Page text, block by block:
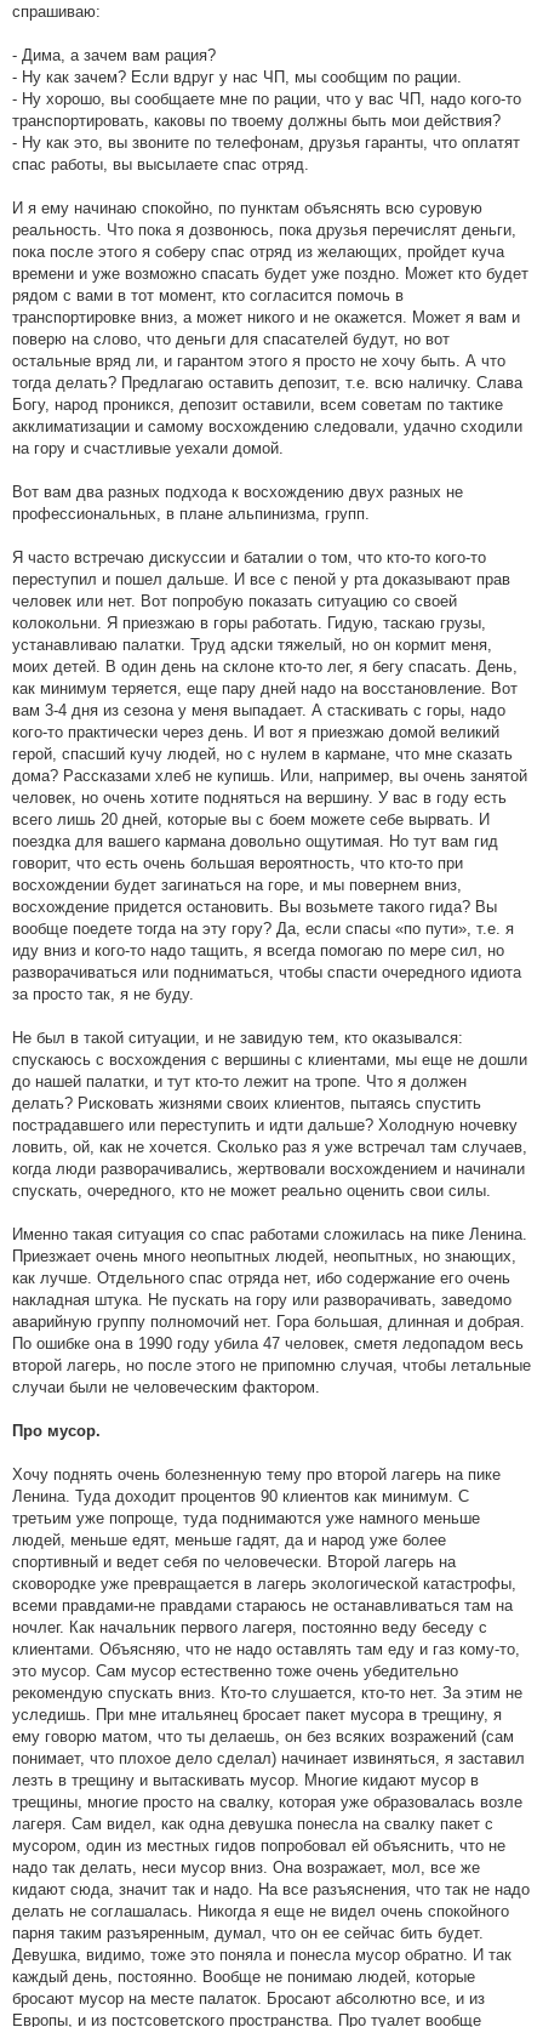
спрашиваю:
- Дима, а зачем вам рация?
- Ну как зачем? Если вдруг у нас ЧП, мы сообщим по рации.
- Ну хорошо, вы сообщаете мне по рации, что у вас ЧП, надо кого-то
транспортировать, каковы по твоему должны быть мои действия?
- Ну как это, вы звоните по телефонам, друзья гаранты, что оплатят
спас работы, вы высылаете спас отряд.
И я ему начинаю спокойно, по пунктам объяснять всю суровую
реальность. Что пока я дозвонюсь, пока друзья перечислят деньги,
пока после этого я соберу спас отряд из желающих, пройдет куча
времени и уже возможно спасать будет уже поздно. Может кто будет
рядом с вами в тот момент, кто согласится помочь в
транспортировке вниз, а может никого и не окажется. Может я вам и
поверю на слово, что деньги для спасателей будут, но вот
остальные вряд ли, и гарантом этого я просто не хочу быть. А что
тогда делать? Предлагаю оставить депозит, т.е. всю наличку. Слава
Богу, народ проникся, депозит оставили, всем советам по тактике
акклиматизации и самому восхождению следовали, удачно сходили
на гору и счастливые уехали домой.
Вот вам два разных подхода к восхождению двух разных не
профессиональных, в плане альпинизма, групп.
Я часто встречаю дискуссии и баталии о том, что кто-то кого-то
переступил и пошел дальше. И все с пеной у рта доказывают прав
человек или нет. Вот попробую показать ситуацию со своей
колокольни. Я приезжаю в горы работать. Гидую, таскаю грузы,
устанавливаю палатки. Труд адски тяжелый, но он кормит меня,
моих детей. В один день на склоне кто-то лег, я бегу спасать. День,
как минимум теряется, еще пару дней надо на восстановление. Вот
вам 3-4 дня из сезона у меня выпадает. А стаскивать с горы, надо
кого-то практически через день. И вот я приезжаю домой великий
герой, спасший кучу людей, но с нулем в кармане, что мне сказать
дома? Рассказами хлеб не купишь. Или, например, вы очень занятой
человек, но очень хотите подняться на вершину. У вас в году есть
всего лишь 20 дней, которые вы с боем можете себе вырвать. И
поездка для вашего кармана довольно ощутимая. Но тут вам гид
говорит, что есть очень большая вероятность, что кто-то при
восхождении будет загинаться на горе, и мы повернем вниз,
восхождение придется остановить. Вы возьмете такого гида? Вы
вообще поедете тогда на эту гору? Да, если спасы «по пути», т.е. я
иду вниз и кого-то надо тащить, я всегда помогаю по мере сил, но
разворачиваться или подниматься, чтобы спасти очередного идиота
за просто так, я не буду.
Не был в такой ситуации, и не завидую тем, кто оказывался:
спускаюсь с восхождения с вершины с клиентами, мы еще не дошли
до нашей палатки, и тут кто-то лежит на тропе. Что я должен
делать? Рисковать жизнями своих клиентов, пытаясь спустить
пострадавшего или переступить и идти дальше? Холодную ночевку
ловить, ой, как не хочется. Сколько раз я уже встречал там случаев,
когда люди разворачивались, жертвовали восхождением и начинали
спускать, очередного, кто не может реально оценить свои силы.
Именно такая ситуация со спас работами сложилась на пике Ленина.
Приезжает очень много неопытных людей, неопытных, но знающих,
как лучше. Отдельного спас отряда нет, ибо содержание его очень
накладная штука. Не пускать на гору или разворачивать, заведомо
аварийную группу полномочий нет. Гора большая, длинная и добрая.
По ошибке она в 1990 году убила 47 человек, сметя ледопадом весь
второй лагерь, но после этого не припомню случая, чтобы летальные
случаи были не человеческим фактором.
Про мусор.
Хочу поднять очень болезненную тему про второй лагерь на пике
Ленина. Туда доходит процентов 90 клиентов как минимум. С
третьим уже попроще, туда поднимаются уже намного меньше
людей, меньше едят, меньше гадят, да и народ уже более
спортивный и ведет себя по человечески. Второй лагерь на
сковородке уже превращается в лагерь экологической катастрофы,
всеми правдами-не правдами стараюсь не останавливаться там на
ночлег. Как начальник первого лагеря, постоянно веду беседу с
клиентами. Объясняю, что не надо оставлять там еду и газ кому-то,
это мусор. Сам мусор естественно тоже очень убедительно
рекомендую спускать вниз. Кто-то слушается, кто-то нет. За этим не
уследишь. При мне итальянец бросает пакет мусора в трещину, я
ему говорю матом, что ты делаешь, он без всяких возражений (сам
понимает, что плохое дело сделал) начинает извиняться, я заставил
лезть в трещину и вытаскивать мусор. Многие кидают мусор в
трещины, многие просто на свалку, которая уже образовалась возле
лагеря. Сам видел, как одна девушка понесла на свалку пакет с
мусором, один из местных гидов попробовал ей объяснить, что не
надо так делать, неси мусор вниз. Она возражает, мол, все же
кидают сюда, значит так и надо. На все разъяснения, что так не надо
делать не соглашалась. Никогда я еще не видел очень спокойного
парня таким разъяренным, думал, что он ее сейчас бить будет.
Девушка, видимо, тоже это поняла и понесла мусор обратно. И так
каждый день, постоянно. Вообще не понимаю людей, которые
бросают мусор на месте палаток. Бросают абсолютно все, и из
Европы, и из постсоветского пространства. Про туалет вообще